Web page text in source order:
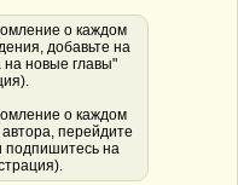
о каждом
добавьте на
на новые главы"
о каждом
перейдите
подпишитесь на